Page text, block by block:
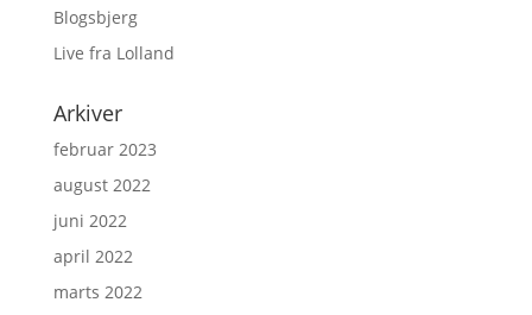
Blogsbjerg
Live fra Lolland
Arkiver
februar 2023
august 2022
juni 2022
april 2022
marts 2022